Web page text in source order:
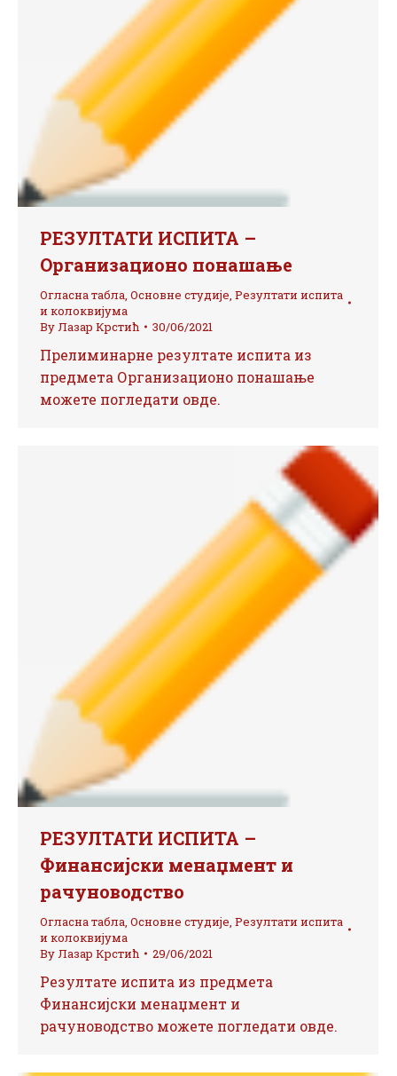
РЕЗУЛТАТИ ИСПИТА –
Организационо понашање
Огласна табла, Основне студије, Резултати испита
и колоквијума
ByЛазар Крстић 30/06/2021
Прелиминарне резултате испита из
предмета Организационо понашање
можете погледати овде.
РЕЗУЛТАТИ ИСПИТА –
Финансијски менаџмент и
рачуноводство
Огласна табла, Основне студије, Резултати испита
и колоквијума
ByЛазар Крстић 29/06/2021
Резултате испита из предмета
Финансијски менаџмент и
рачуноводство можете погледати овде.